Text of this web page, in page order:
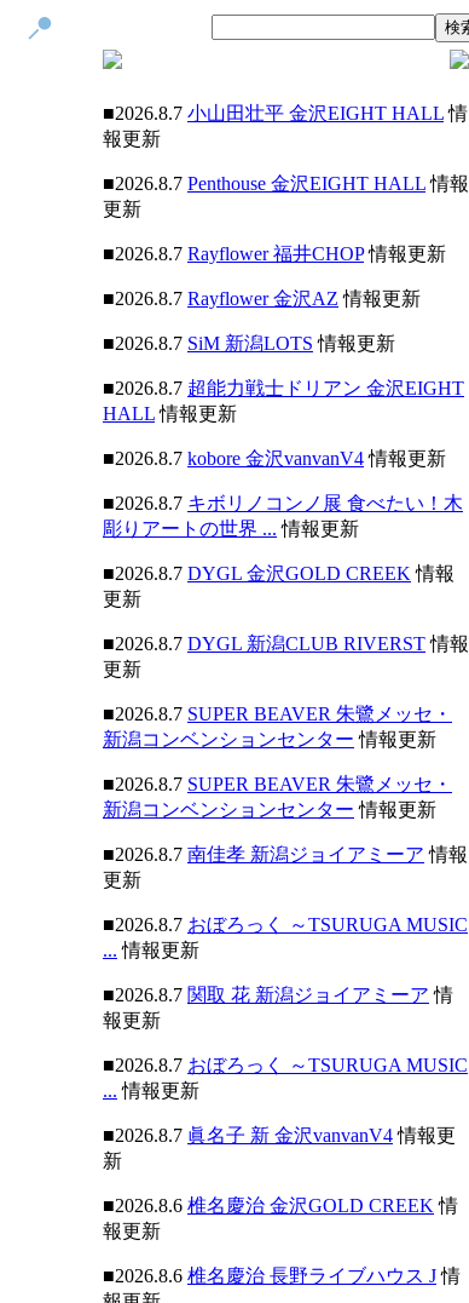
■2026.8.7 小山田壮平 金沢EIGHT HALL情
報更新
■2026.8.7 Penthouse 金沢EIGHT HALL情報
更新
■2026.8.7 Rayflower 福井CHOP情報更新
■2026.8.7 Rayflower 金沢AZ 情報更新
■2026.8.7 SiM 新潟LOTS 情報更新
■2026.8.7 超能力戦士ドリアン 金沢EIGHT
HALL情報更新
■2026.8.7 kobore 金沢vanvanV4情報更新
■2026.8.7 キボリノコンノ展 食べたい！木
彫りアートの世界 ... 情報更新
■2026.8.7 DYGL 金沢GOLD CREEK 情報
更新
■2026.8.7 DYGL 新潟CLUB RIVERST情報
更新
■2026.8.7 SUPER BEAVER 朱鷺メッセ・
新潟コンベンションセンター 情報更新
■2026.8.7 SUPER BEAVER 朱鷺メッセ・
新潟コンベンションセンター 情報更新
■2026.8.7 南佳孝 新潟ジョイアミーア 情報
更新
■2026.8.7 おぼろっく ～TSURUGA MUSIC
... 情報更新
■2026.8.7 関取 花 新潟ジョイアミーア 情
報更新
■2026.8.7 おぼろっく ～TSURUGA MUSIC
... 情報更新
■2026.8.7 眞名子 新 金沢vanvanV4情報更
新
■2026.8.6 椎名慶治 金沢GOLD CREEK 情
報更新
■2026.8.6 椎名慶治 長野ライブハウス J情